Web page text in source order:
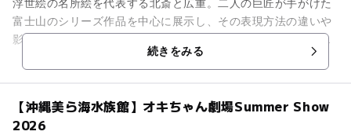
浮世絵の名所絵を代表する北斎と広重。二人の巨匠が手がけた
富士山のシリーズ作品を中心に展示し、その表現方法の違いや
影響関係などを丹念に比較することによって、それぞれの個性
を浮き彫りにする。北斎の名...続きをみる
【沖縄美ら海水族館】オキちゃん劇場Summer Show
2026